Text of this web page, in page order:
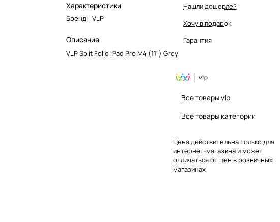
Характеристики
Бренд: VLP
Описание
VLP Split Folio iPad Pro M4 (11") Grey
Нашли дешевле?
Хочу в подарок
Гарантия
Все товары vlp
Все товары категории
Цена действительна только для
интернет-магазина и может
отличаться от цен в розничных
магазинах